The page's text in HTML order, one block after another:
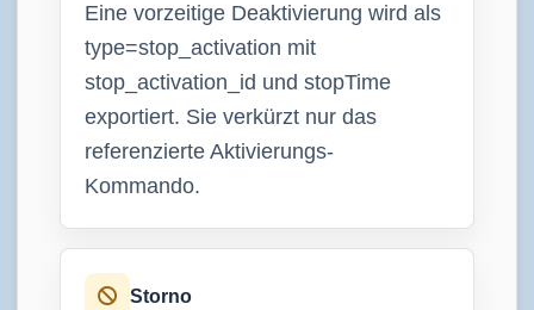
Eine vorzeitige Deaktivierung wird als
type=stop_activation mit
stop_activation_id und stopTime
exportiert. Sie verkürzt nur das
referenzierte Aktivierungs-
Kommando.
Storno